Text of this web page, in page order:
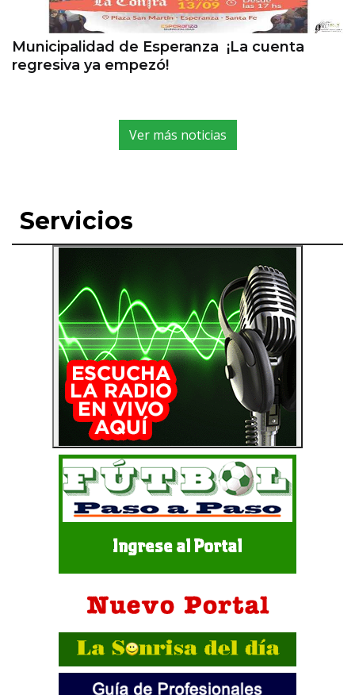
Municipalidad de Esperanza ¡La cuenta
regresiva ya empezó!
Ver más noticias
Servicios